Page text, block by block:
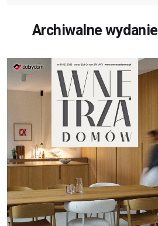
Archiwalne wydanie